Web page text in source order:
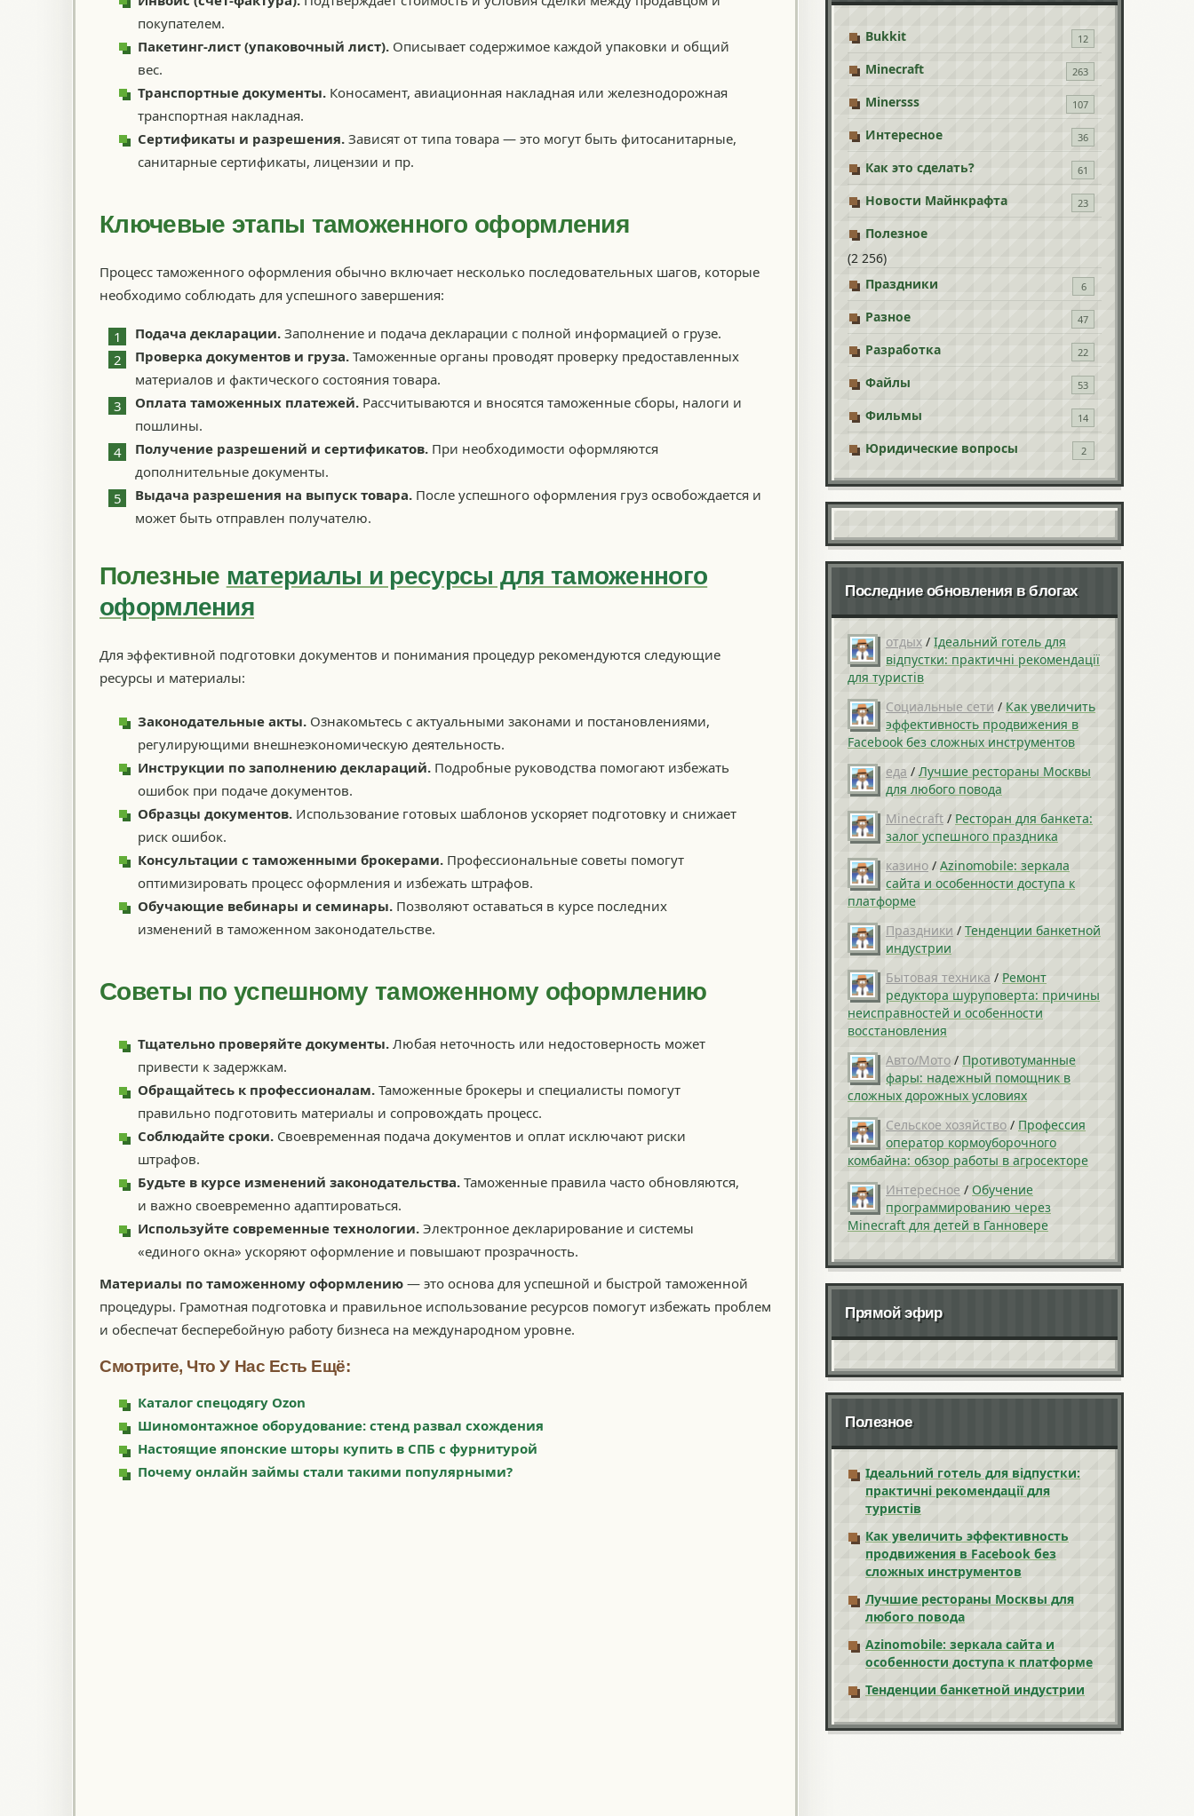
покупателем.
Пакетинг-лист (упаковочный лист). Описывает содержимое каждой упаковки и общий
вес.
Транспортные документы. Коносамент, авиационная накладная или железнодорожная
транспортная накладная.
Сертификаты и разрешения. Зависят от типа товара — это могут быть фитосанитарные,
санитарные сертификаты, лицензии и пр.
Ключевые этапы таможенного оформления
Процесс таможенного оформления обычно включает несколько последовательных шагов, которые
необходимо соблюдать для успешного завершения:
Подача декларации. Заполнение и подача декларации с полной информацией о грузе.
Проверка документов и груза. Таможенные органы проводят проверку предоставленных
материалов и фактического состояния товара.
Оплата таможенных платежей. Рассчитываются и вносятся таможенные сборы, налоги и
пошлины.
Получение разрешений и сертификатов. При необходимости оформляются
дополнительные документы.
Выдача разрешения на выпуск товара. После успешного оформления груз освобождается и
может быть отправлен получателю.
Полезные материалы и ресурсы для таможенного
оформления
Для эффективной подготовки документов и понимания процедур рекомендуются следующие
ресурсы и материалы:
Законодательные акты. Ознакомьтесь с актуальными законами и постановлениями,
регулирующими внешнеэкономическую деятельность.
Инструкции по заполнению деклараций. Подробные руководства помогают избежать
ошибок при подаче документов.
Образцы документов. Использование готовых шаблонов ускоряет подготовку и снижает
риск ошибок.
Консультации с таможенными брокерами. Профессиональные советы помогут
оптимизировать процесс оформления и избежать штрафов.
Обучающие вебинары и семинары. Позволяют оставаться в курсе последних
изменений в таможенном законодательстве.
Советы по успешному таможенному оформлению
Тщательно проверяйте документы. Любая неточность или недостоверность может
привести к задержкам.
Обращайтесь к профессионалам. Таможенные брокеры и специалисты помогут
правильно подготовить материалы и сопровождать процесс.
Соблюдайте сроки. Своевременная подача документов и оплат исключают риски
штрафов.
Будьте в курсе изменений законодательства. Таможенные правила часто обновляются,
и важно своевременно адаптироваться.
Используйте современные технологии. Электронное декларирование и системы
«единого окна» ускоряют оформление и повышают прозрачность.
Материалы по таможенному оформлению — это основа для успешной и быстрой таможенной
процедуры. Грамотная подготовка и правильное использование ресурсов помогут избежать проблем
и обеспечат бесперебойную работу бизнеса на международном уровне.
Смотрите, Что У Нас Есть Ещё:
Каталог спецодягу Ozon
Шиномонтажное оборудование: стенд развал схождения
Настоящие японские шторы купить в СПБ с фурнитурой
Почему онлайн займы стали такими популярными?
Bukkit 12
Minecraft 263
Minersss 107
Интересное 36
Как это сделать? 61
Новости Майнкрафта 23
Полезное
(2 256)
Праздники
6
Разное 47
Разработка 22
Файлы 53
Фильмы 14
Юридические вопросы 2
Последние обновления в блогах
отдых / Ідеальний готель для
відпустки: практичні рекомендації
для туристів
Социальные сети / Как увеличить
эффективность продвижения в
Facebook без сложных инструментов
еда / Лучшие рестораны Москвы
для любого повода
Minecraft / Ресторан для банкета:
залог успешного праздника
казино / Azinomobile: зеркала
сайта и особенности доступа к
платформе
Праздники / Тенденции банкетной
индустрии
Бытовая техника / Ремонт
редуктора шуруповерта: причины
неисправностей и особенности
восстановления
Авто/Мото / Противотуманные
фары: надежный помощник в
сложных дорожных условиях
Сельское хозяйство / Профессия
оператор кормоуборочного
комбайна: обзор работы в агросекторе
Интересное / Обучение
программированию через
Minecraft для детей в Ганновере
Прямой эфир
Полезное
Ідеальний готель для відпустки:
практичні рекомендації для
туристів
Как увеличить эффективность
продвижения в Facebook без
сложных инструментов
Лучшие рестораны Москвы для
любого повода
Azinomobile: зеркала сайта и
особенности доступа к платформе
Тенденции банкетной индустрии